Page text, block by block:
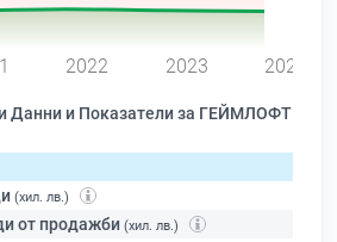
2022 2023 2024
Данни и Показатели за ГЕЙМЛОФТ
(хил. лв.)
от продажби (хил. лв.)